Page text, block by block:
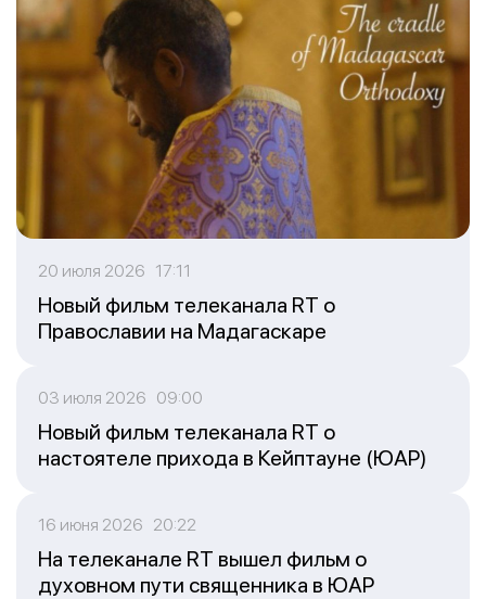
20 июля 2026 17:11
Новый фильм телеканала RT о
Православии на Мадагаскаре
03 июля 2026 09:00
Новый фильм телеканала RT о
настоятеле прихода в Кейптауне (ЮАР)
16 июня 2026 20:22
На телеканале RT вышел фильм о
духовном пути священника в ЮАР